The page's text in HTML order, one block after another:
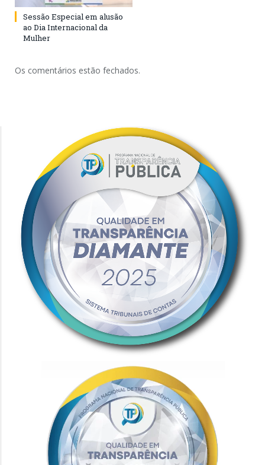
Sessão Especial em alusão
ao Dia Internacional da
Mulher
Os comentários estão fechados.